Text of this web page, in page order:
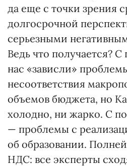
да еще с точки зрения
долгосрочной
серьезными
Ведь что получается?
нас «зависли»
несоответствия
объемов бюджета, но
холодно, ни жарко. С
— проблемы с
об образовании.
НДС: все эксперты